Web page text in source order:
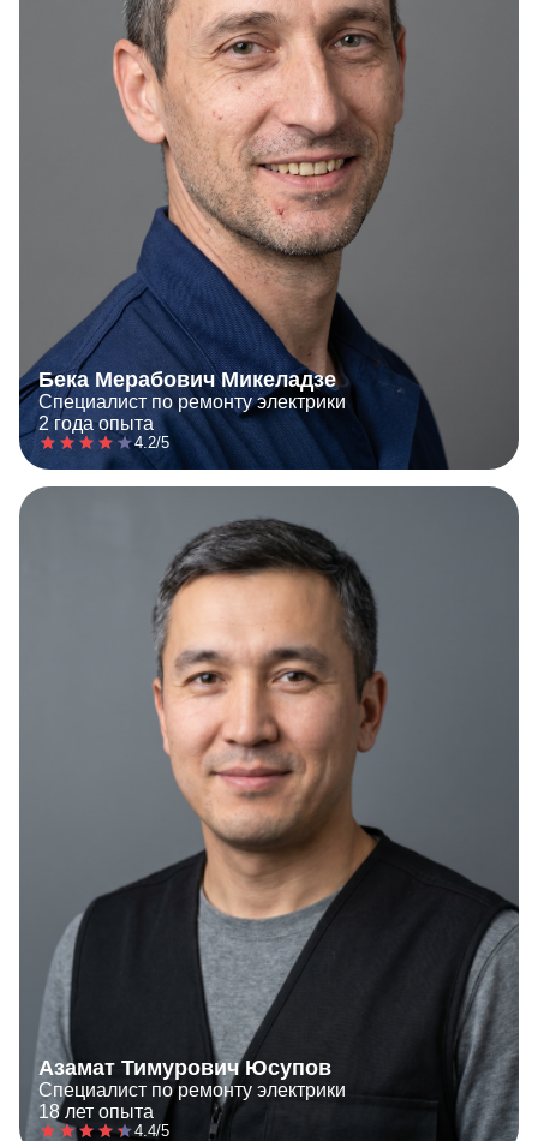
Бека Мерабович Микеладзе
Специалист по ремонту электрики
2 года опыта
4.2/5
Азамат Тимурович Юсупов
Специалист по ремонту электрики
18 лет опыта
4.4/5